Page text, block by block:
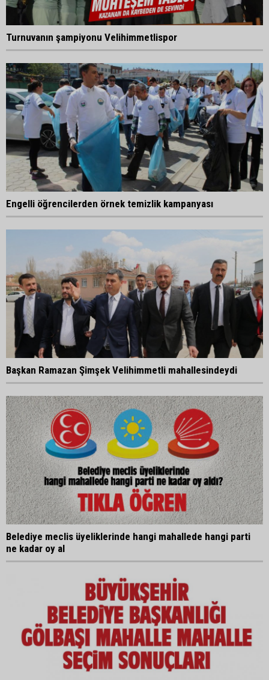
Turnuvanın şampiyonu Velihimmetlispor
Engelli öğrencilerden örnek temizlik kampanyası
Başkan Ramazan Şimşek Velihimmetli mahallesindeydi
Belediye meclis üyeliklerinde hangi mahallede hangi parti
ne kadar oy al